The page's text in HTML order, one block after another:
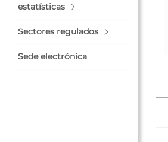
estatísticas
Sectores regulados
Sede electrónica